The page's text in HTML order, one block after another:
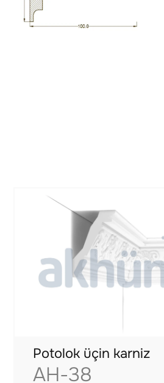
Potolok üçin karniz
AH-38